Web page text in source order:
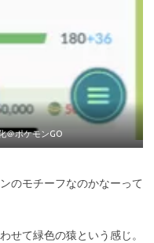
＠ポケモンGO
のモチーフなのかなーって
せて緑色の猿という感じ。